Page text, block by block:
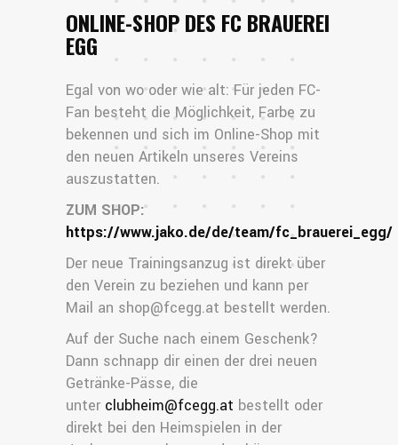
ONLINE-SHOP DES FC BRAUEREI
EGG
Egal von wo oder wie alt: Für jeden FC-
Fan besteht die Möglichkeit, Farbe zu
bekennen und sich im Online-Shop mit
den neuen Artikeln unseres Vereins
auszustatten.
ZUM SHOP:
https://www.jako.de/de/team/fc_brauerei_egg/
Der neue Trainingsanzug ist direkt über
den Verein zu beziehen und kann per
Mail an shop@fcegg.at bestellt werden.
Auf der Suche nach einem Geschenk?
Dann schnapp dir einen der drei neuen
Getränke-Pässe, die
unter clubheim@fcegg.at bestellt oder
direkt bei den Heimspielen in der